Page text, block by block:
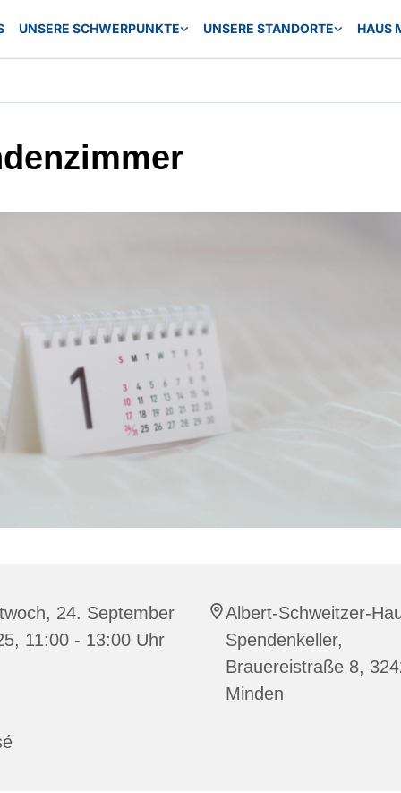
UNSERE SCHWERPUNKTE UNSERE STANDORTE HAUS
24. September
11:00 - 13:00 Uhr
Albert-Schweitzer-
Spendenkeller,
Brauereistraße 8,
Minden